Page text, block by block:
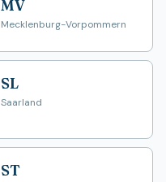
MV
Mecklenburg-Vorpommern
SL
Saarland
ST